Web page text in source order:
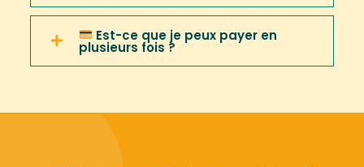
Est-ce que je peux payer en
plusieurs fois ?